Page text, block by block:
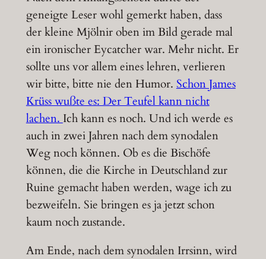
geneigte Leser wohl gemerkt haben, dass
der kleine Mjölnir oben im Bild gerade mal
ein ironischer Eycatcher war. Mehr nicht. Er
sollte uns vor allem eines lehren, verlieren
wir bitte, bitte nie den Humor. Schon James
Krüss wußte es: Der Teufel kann nicht
lachen. Ich kann es noch. Und ich werde es
auch in zwei Jahren nach dem synodalen
Weg noch können. Ob es die Bischöfe
können, die die Kirche in Deutschland zur
Ruine gemacht haben werden, wage ich zu
bezweifeln. Sie bringen es ja jetzt schon
kaum noch zustande.
Am Ende, nach dem synodalen Irrsinn, wird